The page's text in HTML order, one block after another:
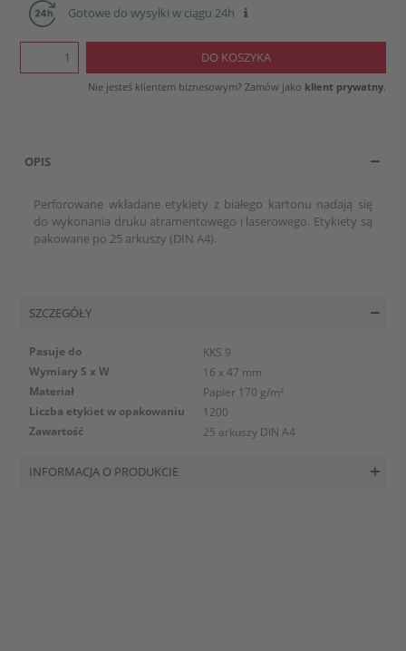
Gotowe do wysyłki w ciągu 24h
Nie jesteś klientem biznesowym? Zamów jako klient prywatny.
OPIS
Perforowane wkładane etykiety z białego kartonu nadają się
do wykonania druku atramentowego i laserowego. Etykiety są
pakowane po 25 arkuszy (DIN A4).
SZCZEGÓŁY
Pasuje do KKS 9
Wymiary S x W 16 x 47 mm
Materiał Papier 170 g/m²
Liczba etykiet w opakowaniu 1200
Zawartość 25 arkuszy DIN A4
INFORMACJA O PRODUKCIE